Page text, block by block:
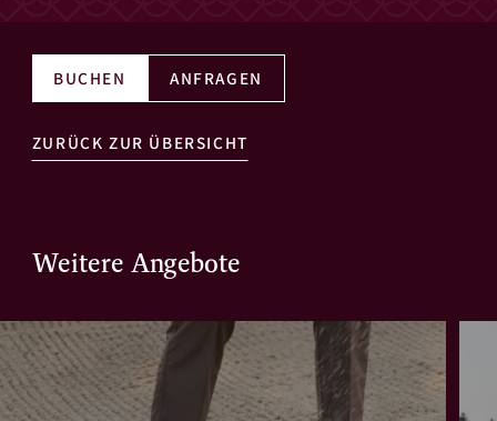
BUCHEN ANFRAGEN
ZURÜCK ZUR ÜBERSICHT
Weitere Angebote